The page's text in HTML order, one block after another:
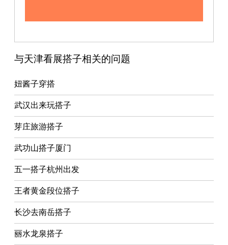
与天津看展搭子相关的问题
妞酱子穿搭
武汉出来玩搭子
芽庄旅游搭子
武功山搭子厦门
五一搭子杭州出发
王者黄金段位搭子
长沙去南岳搭子
丽水龙泉搭子